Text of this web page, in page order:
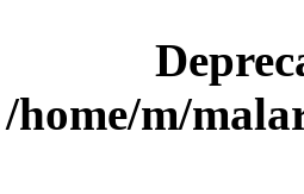
/home/m/